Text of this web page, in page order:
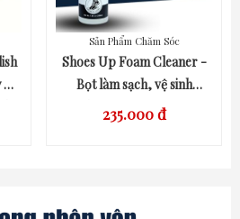
QUICK VIEW
Sản Phẩm Chăm Sóc
Shoes Up Foam Cleaner -
Bọt làm sạch, vệ sinh
chuyên dụng Giày Sneaker,
235.000 đ